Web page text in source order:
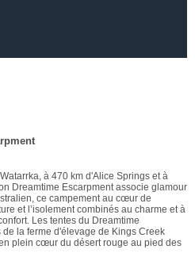
à 470 km d'Alice Springs et à
Dreamtime Escarpment associe glamour
ce campement au cœur de
et l’isolement combinés au charme et à
Les tentes du Dreamtime
la ferme d'élevage de Kings Creek
plein cœur du désert rouge au pied des